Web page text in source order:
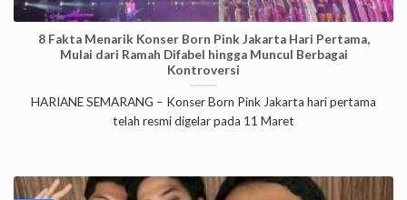
8 Fakta Menarik Konser Born Pink Jakarta Hari Pertama,
Mulai dari Ramah Difabel hingga Muncul Berbagai
Kontroversi
HARIANE SEMARANG – Konser Born Pink Jakarta hari pertama
telah resmi digelar pada 11 Maret